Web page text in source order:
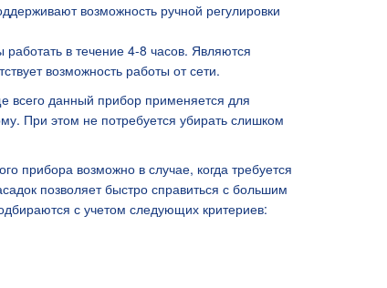
возможность ручной регулировки
в течение 4-8 часов. Являются
возможность работы от сети.
всего данный прибор применяется для
При этом не потребуется убирать слишком
прибора возможно в случае, когда требуется
позволяет быстро справиться с большим
с учетом следующих критериев: